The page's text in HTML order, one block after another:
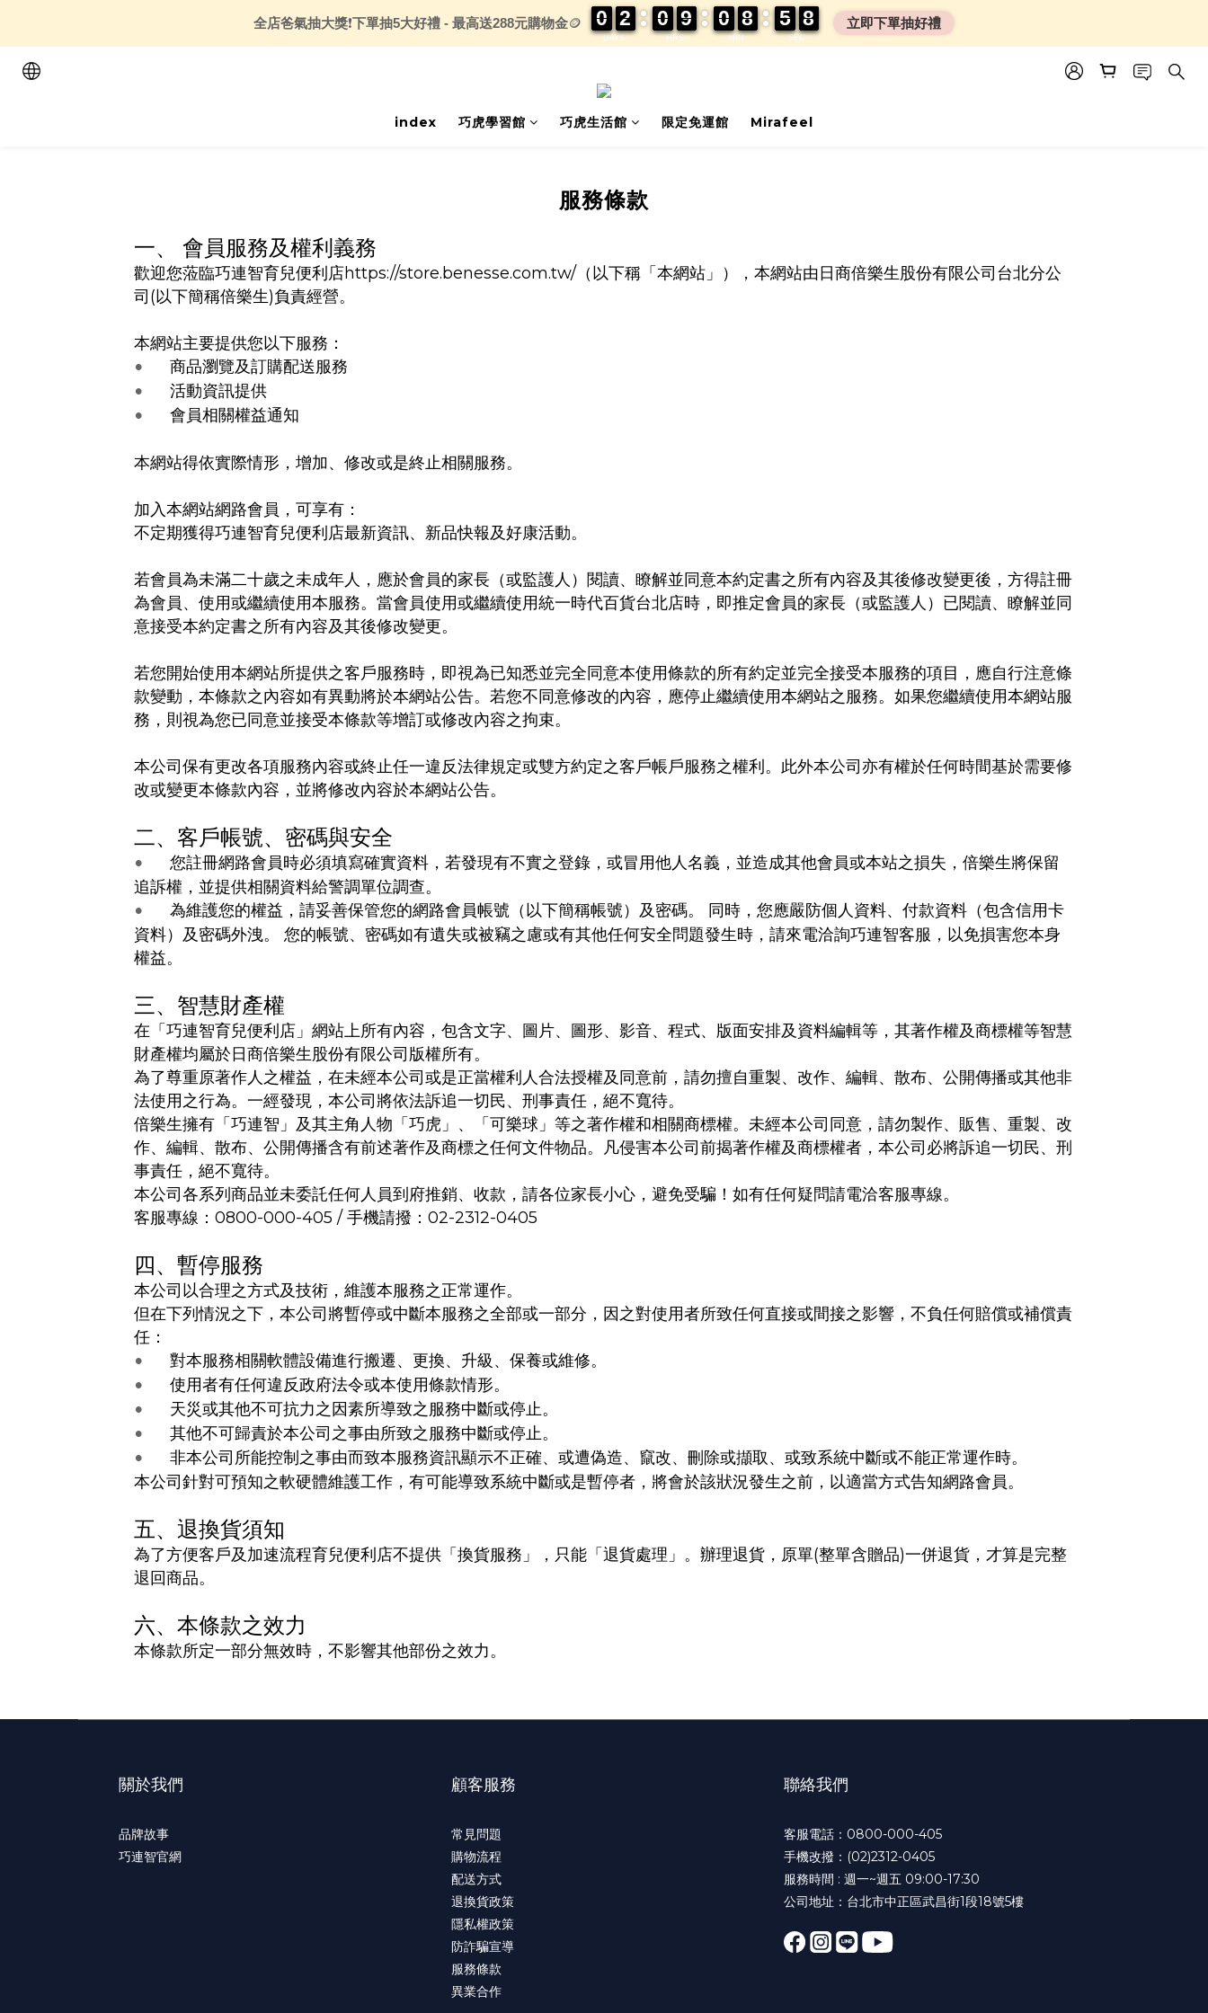
index 巧虎學習館 巧虎生活館 限定免運館 Mirafeel
服務條款
一、 會員服務及權利義務
歡迎您蒞臨巧連智育兒便利店https://store.benesse.com.tw/（以下稱「本網站」），本網站由日商倍樂生股份有限公司台北分公
司(以下簡稱倍樂生)負責經營。
本網站主要提供您以下服務：
• 商品瀏覽及訂購配送服務
• 活動資訊提供
• 會員相關權益通知
本網站得依實際情形，增加、修改或是終止相關服務。
加入本網站網路會員，可享有：
不定期獲得巧連智育兒便利店最新資訊、新品快報及好康活動。
若會員為未滿二十歲之未成年人，應於會員的家長（或監護人）閱讀、瞭解並同意本約定書之所有內容及其後修改變更後，方得註冊
為會員、使用或繼續使用本服務。當會員使用或繼續使用統一時代百貨台北店時，即推定會員的家長（或監護人）已閱讀、瞭解並同
意接受本約定書之所有內容及其後修改變更。
若您開始使用本網站所提供之客戶服務時，即視為已知悉並完全同意本使用條款的所有約定並完全接受本服務的項目，應自行注意條
款變動，本條款之內容如有異動將於本網站公告。若您不同意修改的內容，應停止繼續使用本網站之服務。如果您繼續使用本網站服
務，則視為您已同意並接受本條款等增訂或修改內容之拘束。
本公司保有更改各項服務內容或終止任一違反法律規定或雙方約定之客戶帳戶服務之權利。此外本公司亦有權於任何時間基於需要修
改或變更本條款內容，並將修改內容於本網站公告。
二、客戶帳號、密碼與安全
•
您註冊網路會員時必須填寫確實資料，若發現有不實之登錄，或冒用他人名義，並造成其他會員或本站之損失，倍樂生將保留
追訴權，並提供相關資料給警調單位調查。
•
為維護您的權益，請妥善保管您的網路會員帳號（以下簡稱帳號）及密碼。 同時，您應嚴防個人資料、付款資料（包含信用卡
資料）及密碼外洩。 您的帳號、密碼如有遺失或被竊之慮或有其他任何安全問題發生時，請來電洽詢巧連智客服，以免損害您本身
權益。
三、智慧財產權
在「巧連智育兒便利店」網站上所有內容，包含文字、圖片、圖形、影音、程式、版面安排及資料編輯等，其著作權及商標權等智慧
財產權均屬於日商倍樂生股份有限公司版權所有。
為了尊重原著作人之權益，在未經本公司或是正當權利人合法授權及同意前，請勿擅自重製、改作、編輯、散布、公開傳播或其他非
法使用之行為。一經發現，本公司將依法訴追一切民、刑事責任，絕不寬待。
倍樂生擁有「巧連智」及其主角人物「巧虎」、「可樂球」等之著作權和相關商標權。未經本公司同意，請勿製作、販售、重製、改
作、編輯、散布、公開傳播含有前述著作及商標之任何文件物品。凡侵害本公司前揭著作權及商標權者，本公司必將訴追一切民、刑
事責任，絕不寬待。
本公司各系列商品並未委託任何人員到府推銷、收款，請各位家長小心，避免受騙！如有任何疑問請電洽客服專線。
客服專線：0800-000-405 / 手機請撥：02-2312-0405
四、暫停服務
本公司以合理之方式及技術，維護本服務之正常運作。
但在下列情況之下，本公司將暫停或中斷本服務之全部或一部分，因之對使用者所致任何直接或間接之影響，不負任何賠償或補償責
任：
• 對本服務相關軟體設備進行搬遷、更換、升級、保養或維修。
• 使用者有任何違反政府法令或本使用條款情形。
• 天災或其他不可抗力之因素所導致之服務中斷或停止。
• 其他不可歸責於本公司之事由所致之服務中斷或停止。
•
非本公司所能控制之事由而致本服務資訊顯示不正確、或遭偽造、竄改、刪除或擷取、或致系統中斷或不能正常運作時。
本公司針對可預知之軟硬體維護工作，有可能導致系統中斷或是暫停者，將會於該狀況發生之前，以適當方式告知網路會員。
五、退換貨須知
為了方便客戶及加速流程育兒便利店不提供「換貨服務」，只能「退貨處理」。辦理退貨，原單(整單含贈品)一併退貨，才算是完整
退回商品。
六、本條款之效力
本條款所定一部分無效時，不影響其他部份之效力。
關於我們
品牌故事
巧連智官網
顧客服務
常見問題
購物流程
配送方式
退換貨政策
隱私權政策
防詐騙宣導
服務條款
異業合作
聯絡我們
客服電話：0800-000-405
手機改撥：(02)2312-0405
服務時間 : 週一~週五 09:00-17:30
公司地址：台北市中正區武昌街1段18號5樓
全店爸氣抽大獎❗下單抽5大好禮 - 最高送288元購物金🪙
DAYS
0
0
0
0 2
2
2
2
HRS
0
0
0
0 9
9
9
9
MIN
0
0
0
0 8
8
8
8
SEC
5
5
5
5 0
0
7
7
7
7 立即下單抽好禮